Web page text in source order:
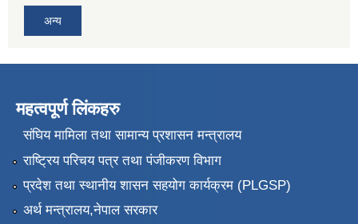
अन्य
महत्वपूर्ण लिंकहरु
संघिय मामिला तथा सामान्य प्रशासन मन्त्रालय
राष्ट्रिय परिचय पत्र तथा पंजीकरण विभाग
प्रदेश तथा स्थानीय शासन सहयोग कार्यक्रम (PLGSP)
अर्थ मन्त्रालय,नेपाल सरकार